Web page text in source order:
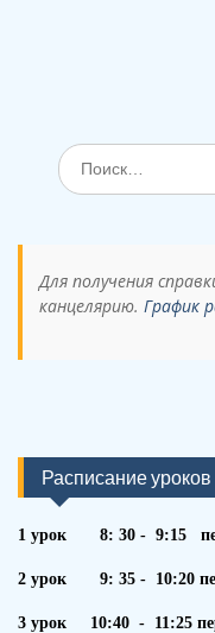
Поиск
по:
Для получения
канцелярию. График
Расписание
1 урок 8: 30 - 9:15
2 урок 9: 35 - 10:20
3 урок 10:40 - 11:25